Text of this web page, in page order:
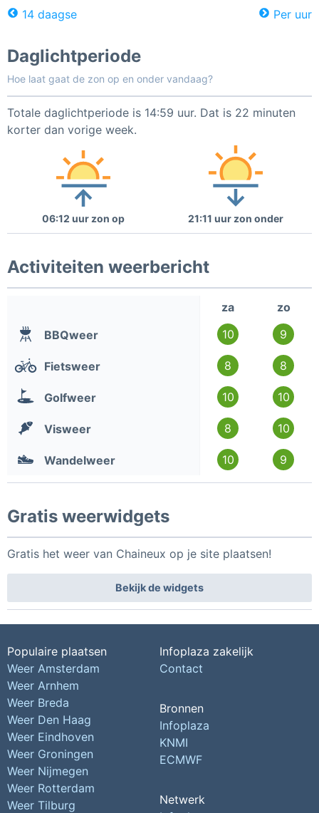
14 daagse Per uur
Daglichtperiode
Hoe laat gaat de zon op en onder vandaag?
Totale daglichtperiode is 14:59 uur. Dat is 22 minuten
korter dan vorige week.
06:12 uur zon op 21:11 uur zon onder
Activiteiten weerbericht
za
zo
BBQweer
10 9
Fietsweer 8 8
Golfweer 10 10
Visweer 8 10
Wandelweer 10 9
Gratis weerwidgets
Gratis het weer van Chaineux op je site plaatsen!
Bekijk de widgets
Populaire plaatsen
Weer Amsterdam
Weer Arnhem
Weer Breda
Weer Den Haag
Weer Eindhoven
Weer Groningen
Weer Nijmegen
Weer Rotterdam
Weer Tilburg
Infoplaza zakelijk
Contact
Bronnen
Infoplaza
KNMI
ECMWF
Netwerk